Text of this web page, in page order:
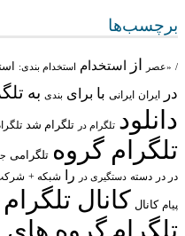
برچسب‌ها
/ «عصر از استخدام استخدام بندی:
در
ایران ایرانی با برای بندی به
دانلود تلگرام در تلگرام شد
تلگرام گروه تلگرامی
در در دسته دستگیری در را شبکه +
پیام کانال کانال تلگرام
تلگرام گروه های